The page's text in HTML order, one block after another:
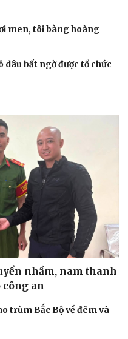
men, tôi bàng hoàng
dâu bất ngờ được tổ chức
nhầm, nam thanh
an
trùm Bắc Bộ về đêm và